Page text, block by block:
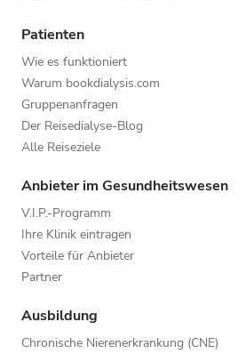
Patienten
Wie es funktioniert
Warum bookdialysis.com
Gruppenanfragen
Der Reisedialyse-Blog
Alle Reiseziele
Anbieter im Gesundheitswesen
V.I.P.-Programm
Ihre Klinik eintragen
Vorteile für Anbieter
Partner
Ausbildung
Chronische Nierenerkrankung (CNE)